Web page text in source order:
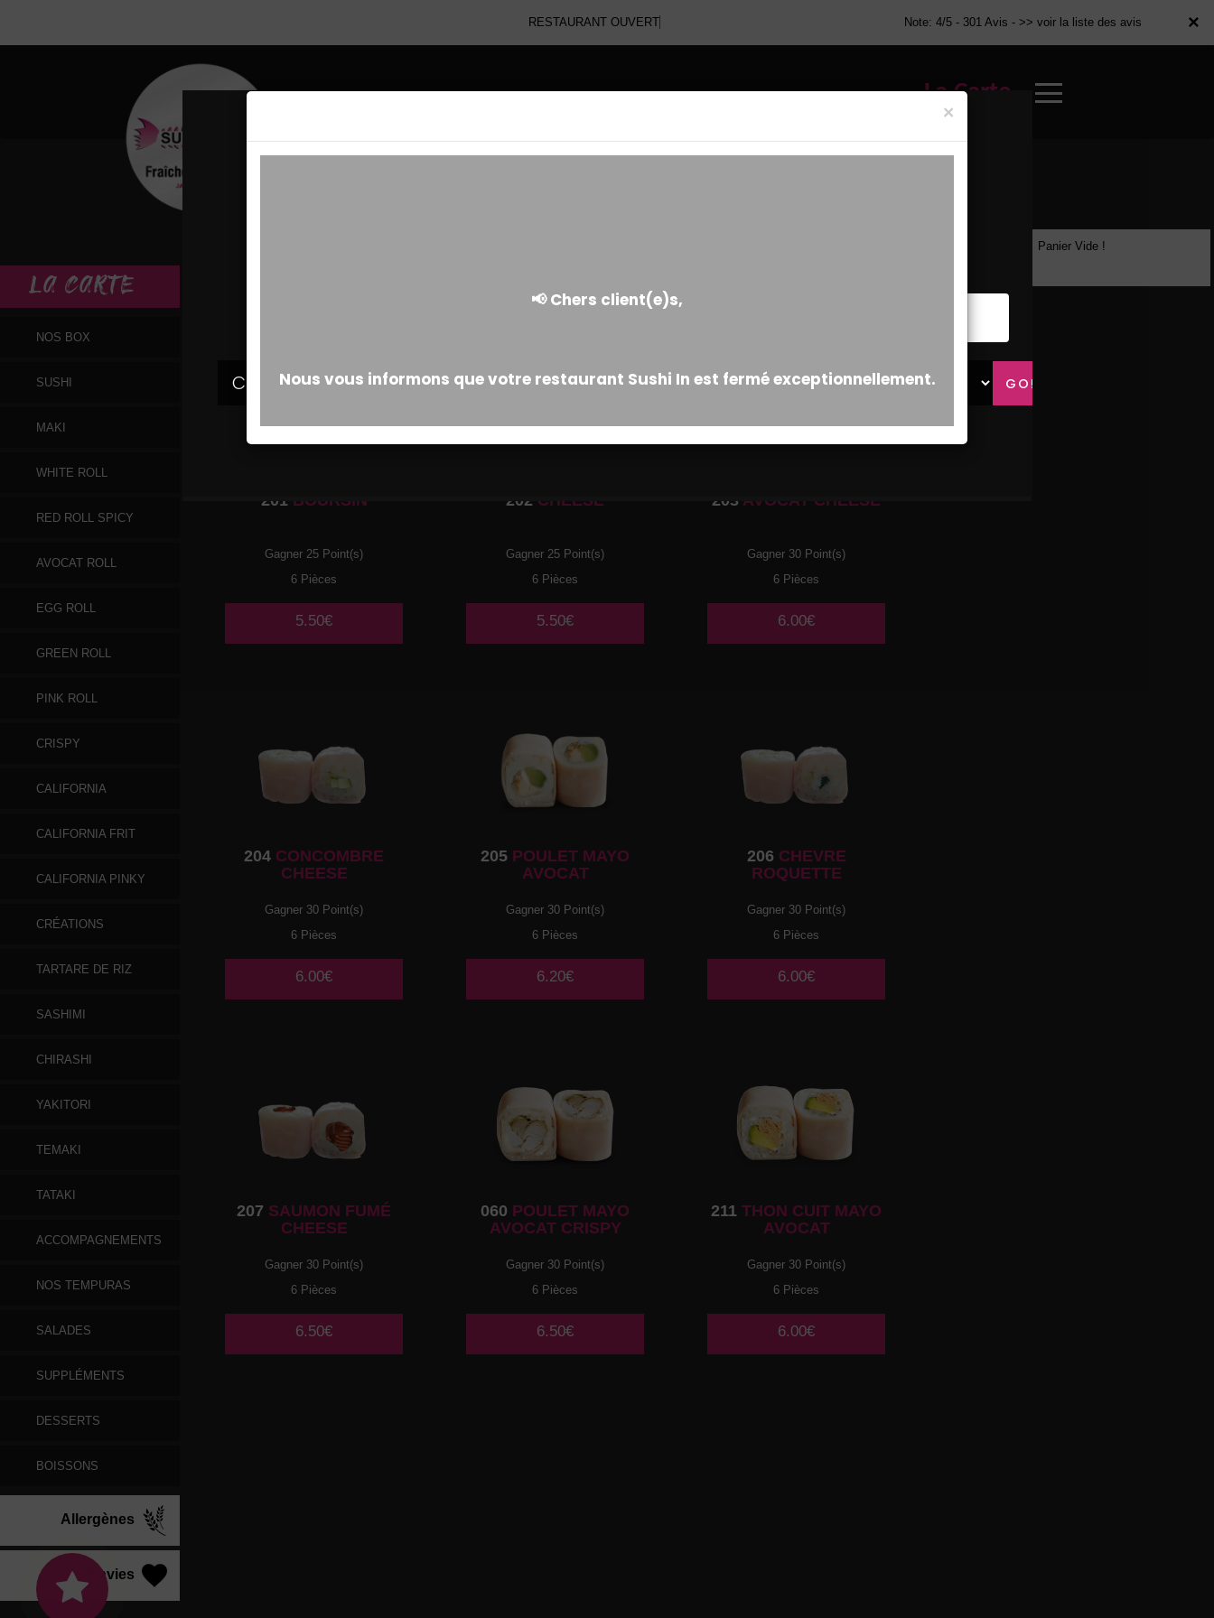
×
RESTAURANT OUVERT Note: 4/5 - 301 Avis - >> voir la liste des avis
La Carte
×
LA CARTE
NOS BOX
SUSHI
MAKI
WHITE ROLL
RED ROLL SPICY
AVOCAT ROLL
EGG ROLL
GREEN ROLL
PINK ROLL
CRISPY
CALIFORNIA
CALIFORNIA FRIT
CALIFORNIA PINKY
CRÉATIONS
TARTARE DE RIZ
SASHIMI
CHIRASHI
YAKITORI
TEMAKI
TATAKI
ACCOMPAGNEMENTS
NOS TEMPURAS
SALADES
SUPPLÉMENTS
DESSERTS
BOISSONS
Allergènes
Vos Envies
Fine tranche de poulet fumé
201BOURSIN
Gagner 25 Point(s)
6 Pièces
5.50€
202 CHEESE
Gagner 25 Point(s)
6 Pièces
5.50€
203 AVOCAT CHEESE
Gagner 30 Point(s)
6 Pièces
6.00€
204 CONCOMBRE
CHEESE
Gagner 30 Point(s)
6 Pièces
6.00€
205 POULET MAYO
AVOCAT
Gagner 30 Point(s)
6 Pièces
6.20€
206 CHEVRE
ROQUETTE
Gagner 30 Point(s)
6 Pièces
6.00€
207 SAUMON FUMÉ
CHEESE
Gagner 30 Point(s)
6 Pièces
6.50€
060 POULET MAYO
AVOCAT CRISPY
Gagner 30 Point(s)
6 Pièces
6.50€
211 THON CUIT MAYO
AVOCAT
Gagner 30 Point(s)
6 Pièces
6.00€
Panier Vide !
×